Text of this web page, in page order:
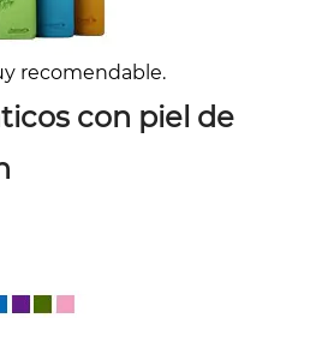
recomendable.
con piel de